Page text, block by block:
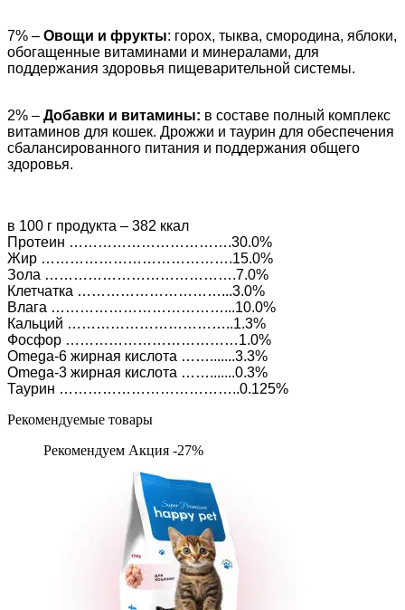
7% – Овощи и фрукты: горох, тыква, смородина, яблоки,
обогащенные витаминами и минералами, для
поддержания здоровья пищеварительной системы.
2% – Добавки и витамины: в составе полный комплекс
витаминов для кошек. Дрожжи и таурин для обеспечения
сбалансированного питания и поддержания общего
здоровья.
в 100 г продукта – 382 ккал
Протеин …………………………….30.0%
Жир ………………………………….15.0%
Зола ………………………………….7.0%
Клетчатка …………………………...3.0%
Влага ………………………………...10.0%
Кальций ……………………………..1.3%
Фосфор ………………………………1.0%
Omega-6 жирная кислота …….......3.3%
Omega-3 жирная кислота …….......0.3%
Таурин ………………………………..0.125%
Рекомендуемые товары
Рекомендуем Акция -27%